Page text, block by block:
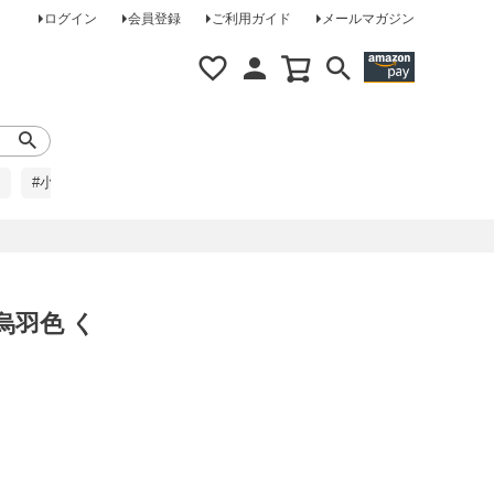
ログイン 会員登録 ご利用ガイド メールマガジン
#小柄な方に
色 く